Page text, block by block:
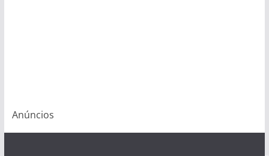
Anúncios